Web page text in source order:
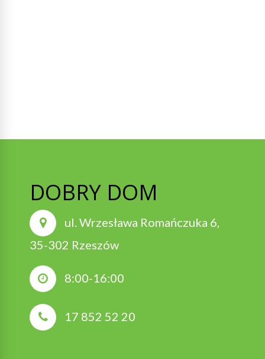
DOBRY DOM
ul. Wrzesława Romańczuka 6,
35-302 Rzeszów
8:00-16:00
17 852 52 20